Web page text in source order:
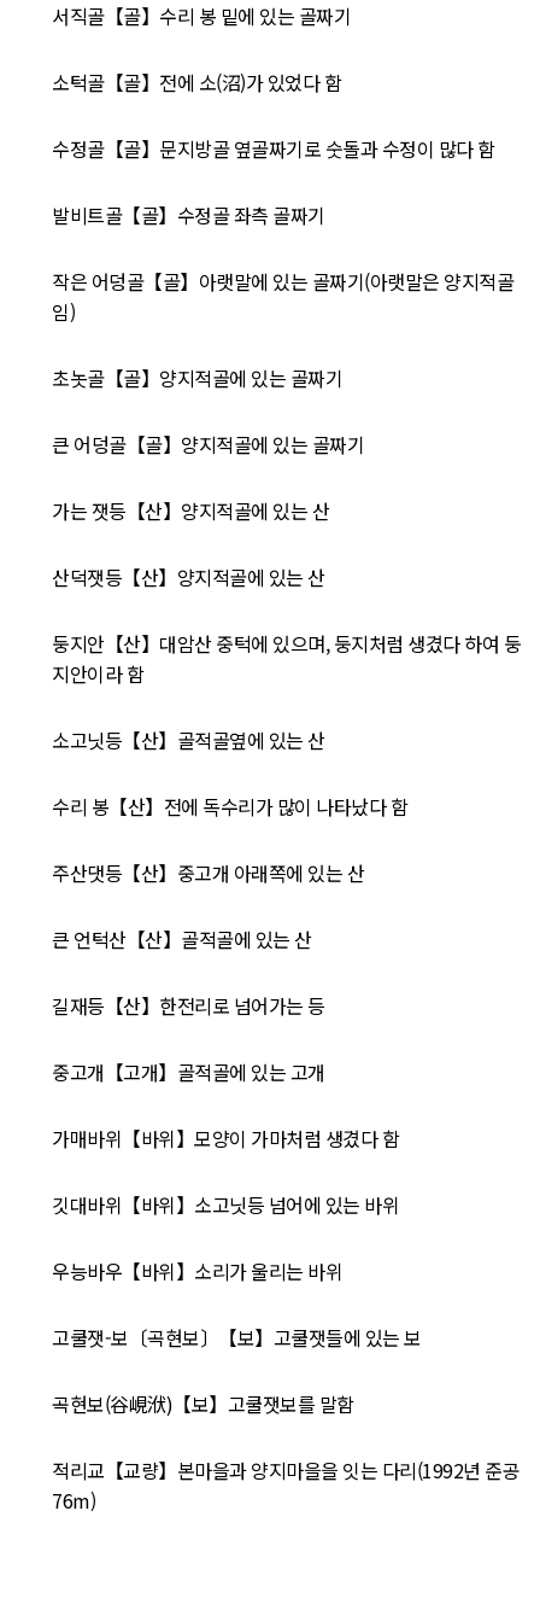
서직골【골】수리 봉 밑에 있는 골짜기
소턱골【골】전에 소(沼)가 있었다 함
수정골【골】문지방골 옆골짜기로 숫돌과 수정이 많다 함
발비트골【골】수정골 좌측 골짜기
작은 어덩골【골】아랫말에 있는 골짜기(아랫말은 양지적골
임)
초놋골【골】양지적골에 있는 골짜기
큰 어덩골【골】양지적골에 있는 골짜기
가는 잿등【산】양지적골에 있는 산
산덕잿등【산】양지적골에 있는 산
둥지안【산】대암산 중턱에 있으며, 둥지처럼 생겼다 하여 둥
지안이라 함
소고닛등【산】골적골옆에 있는 산
수리 봉【산】전에 독수리가 많이 나타났다 함
주산댓등【산】중고개 아래쪽에 있는 산
큰 언턱산【산】골적골에 있는 산
길재등【산】한전리로 넘어가는 등
중고개【고개】골적골에 있는 고개
가매바위【바위】모양이 가마처럼 생겼다 함
깃대바위【바위】소고닛등 넘어에 있는 바위
우능바우【바위】소리가 울리는 바위
고쿨잿-보〔곡현보〕【보】고쿨잿들에 있는 보
곡현보(谷峴洑)【보】고쿨잿보를 말함
적리교【교량】본마을과 양지마을을 잇는 다리(1992년 준공
76m)